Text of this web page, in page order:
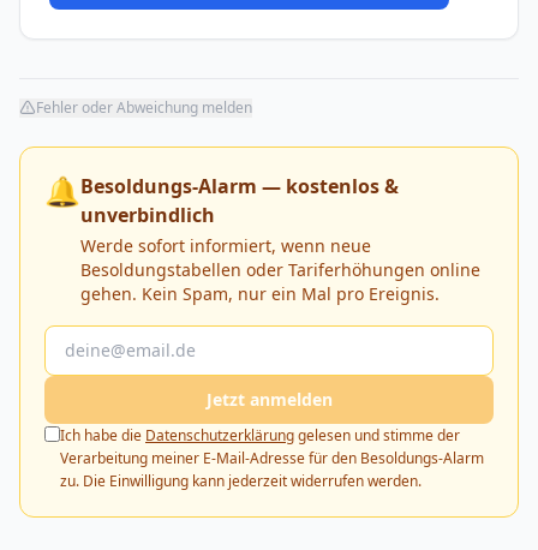
Fehler oder Abweichung melden
🔔Besoldungs-Alarm — kostenlos &
unverbindlich
Werde sofort informiert, wenn neue
Besoldungstabellen oder Tariferhöhungen online
gehen. Kein Spam, nur ein Mal pro Ereignis.
Jetzt anmelden
Ich habe die Datenschutzerklärunggelesen und stimme der
Verarbeitung meiner E-Mail-Adresse für den Besoldungs-Alarm
zu. Die Einwilligung kann jederzeit widerrufen werden.